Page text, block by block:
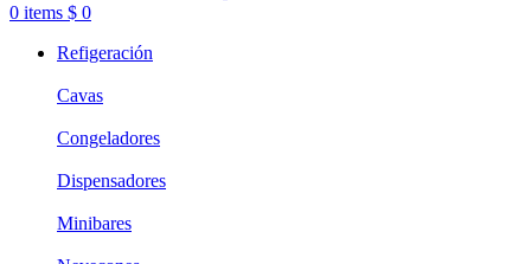
0 items $ 0
Refigeración
Cavas
Congeladores
Dispensadores
Minibares